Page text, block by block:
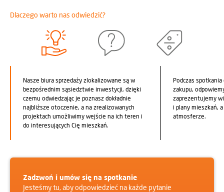
Dlaczego warto nas odwiedzić?
Nasze biura sprzedaży zlokalizowane są w
bezpośrednim sąsiedztwie inwestycji, dzięki
czemu odwiedzając je poznasz dokładnie
najbliższe otoczenie, a na zrealizowanych
projektach umożliwimy wejście na ich teren i
do interesujących Cię mieszkań.
Podczas
zakupu,
zaprezentujemy
i plany mieszkań,
atmosferze.
Zadzwoń i umów się na spotkanie
Jesteśmy tu, aby odpowiedzieć na każde pytanie